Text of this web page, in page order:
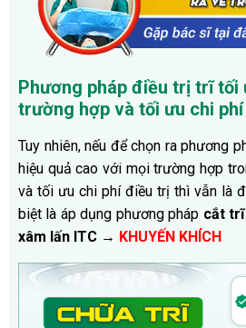
Phương pháp điều trị trĩ tối
trường hợp và tối ưu chi phí
Tuy nhiên, nếu để chọn ra phương
hiệu quả cao với mọi trường hợp
và tối ưu chi phí điều trị thì vẫn là
biệt là áp dụng phương pháp cắt
xâm lấn ITC → KHUYẾN KHÍCH